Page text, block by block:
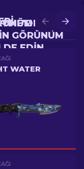
DAHA
GÖRÜNÜM
EDIN
ELDE
WATER